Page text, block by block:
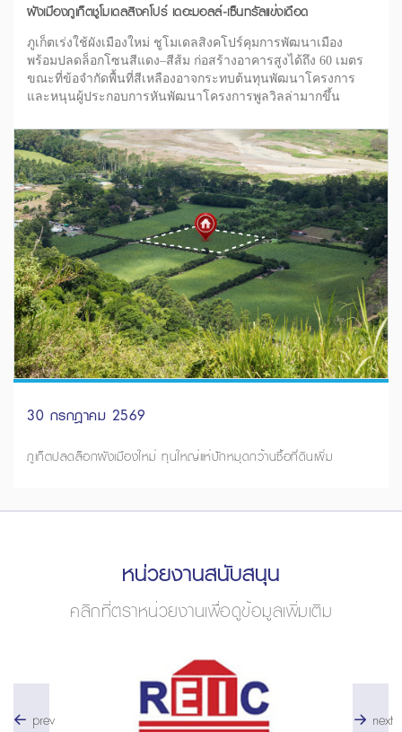
ผังเมืองภูเก็ตชูโมเดลสิงคโปร์ เดอะมอลล์-เซ็นทรัลแข่งเดือด
ภูเก็ตเร่งใช้ผังเมืองใหม่ ชูโมเดลสิงคโปร์คุมการพัฒนาเมือง
พร้อมปลดล็อกโซนสีแดง–สีส้ม ก่อสร้างอาคารสูงได้ถึง 60 เมตร
ขณะที่ข้อจำกัดพื้นที่สีเหลืองอาจกระทบต้นทุนพัฒนาโครงการ
และหนุนผู้ประกอบการหันพัฒนาโครงการพูลวิลล่ามากขึ้น
30 กรกฎาคม 2569
ภูเก็ตปลดล็อกผังเมืองใหม่ ทุนใหญ่แห่ปักหมุดกว้านซื้อที่ดินเพิ่ม
หน่วยงานสนับสนุน
คลิกที่ตราหน่วยงานเพื่อดูข้อมูลเพิ่มเติม
prev next